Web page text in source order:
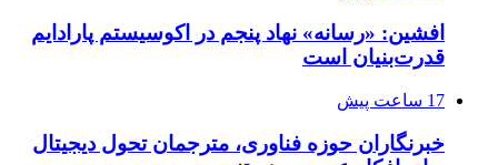
افشین: «رسانه» نهاد پنجم در اکوسیستم پارادایم
قدرت‌بنیان است
17 ساعت پیش
خبرنگاران حوزه فناوری، مترجمان تحول دیجیتال